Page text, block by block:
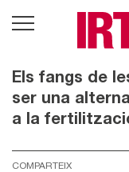
Els fangs de
ser una
a la
COMPARTEIX